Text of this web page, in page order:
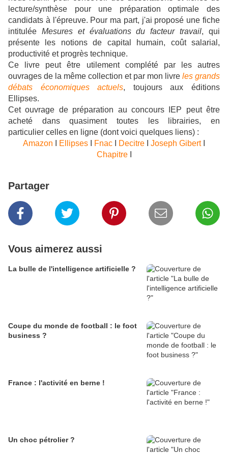
lecture/synthèse pour une préparation optimale des
candidats à l'épreuve. Pour ma part, j'ai proposé une fiche
intitulée Mesures et évaluations du facteur travail, qui
présente les notions de capital humain, coût salarial,
productivité et progrès technique.
Ce livre peut être utilement complété par les autres
ouvrages de la même collection et par mon livre les grands
débats économiques actuels, toujours aux éditions
Ellipses.
Cet ouvrage de préparation au concours IEP peut être
acheté dans quasiment toutes les librairies, en
particulier celles en ligne (dont voici quelques liens) :
Amazon
Ellipses Fnac Decitre Joseph GibertI
ChapitreI
Partager
Vous aimerez aussi
La bulle de l'intelligence artificielle ?
Coupe du monde de football : le foot
business ?
France : l'activité en berne !
Un choc pétrolier ?